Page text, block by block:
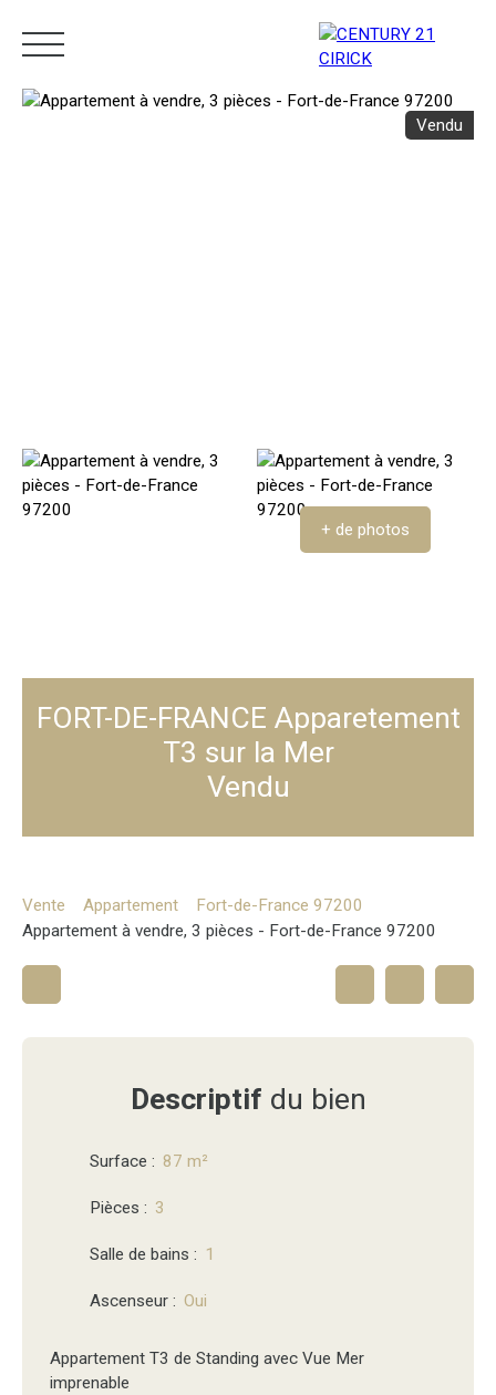
Vendu
+ de photos
FORT-DE-FRANCE Apparetement
T3 sur la Mer
Vendu
Vente Appartement
Fort-de-France 97200
Appartement à vendre, 3 pièces - Fort-de-France 97200
Descriptif du bien
Surface : 87 m²
Pièces : 3
Salle de bains : 1
Ascenseur : Oui
Appartement T3 de Standing avec Vue Mer
imprenable